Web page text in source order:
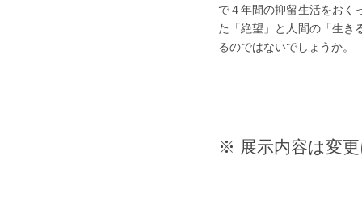
で４年間の抑留生活をおく
た「絶望」と人間の「生き
るのではないでしょうか。
※ 展示内容は変